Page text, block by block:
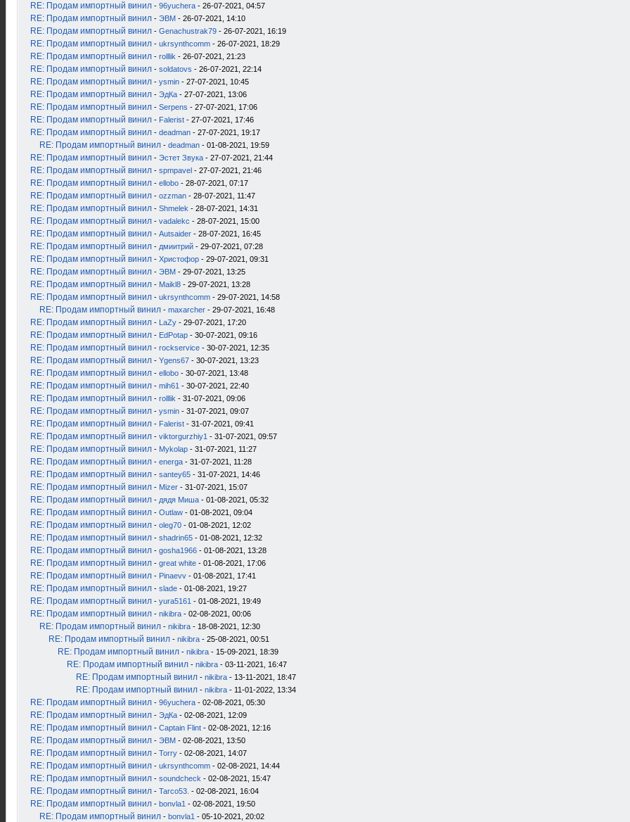
RE: Продам импортный винил - 96yuchera - 26-07-2021, 04:57
RE: Продам импортный винил - ЭВМ - 26-07-2021, 14:10
RE: Продам импортный винил - Genachustrak79 - 26-07-2021, 16:19
RE: Продам импортный винил - ukrsynthcomm - 26-07-2021, 18:29
RE: Продам импортный винил - rolllik - 26-07-2021, 21:23
RE: Продам импортный винил - soldatovs - 26-07-2021, 22:14
RE: Продам импортный винил - ysmin - 27-07-2021, 10:45
RE: Продам импортный винил - ЭдКа - 27-07-2021, 13:06
RE: Продам импортный винил - Serpens - 27-07-2021, 17:06
RE: Продам импортный винил - Falerist - 27-07-2021, 17:46
RE: Продам импортный винил - deadman - 27-07-2021, 19:17
RE: Продам импортный винил - deadman - 01-08-2021, 19:59
RE: Продам импортный винил - Эстет Звука - 27-07-2021, 21:44
RE: Продам импортный винил - spmpavel - 27-07-2021, 21:46
RE: Продам импортный винил - ellobo - 28-07-2021, 07:17
RE: Продам импортный винил - ozzman - 28-07-2021, 11:47
RE: Продам импортный винил - Shmelek - 28-07-2021, 14:31
RE: Продам импортный винил - vadalekc - 28-07-2021, 15:00
RE: Продам импортный винил - Autsaider - 28-07-2021, 16:45
RE: Продам импортный винил - дмиитрий - 29-07-2021, 07:28
RE: Продам импортный винил - Христофор - 29-07-2021, 09:31
RE: Продам импортный винил - ЭВМ - 29-07-2021, 13:25
RE: Продам импортный винил - Maikl8 - 29-07-2021, 13:28
RE: Продам импортный винил - ukrsynthcomm - 29-07-2021, 14:58
RE: Продам импортный винил - maxarcher - 29-07-2021, 16:48
RE: Продам импортный винил - LaZy - 29-07-2021, 17:20
RE: Продам импортный винил - EdPotap - 30-07-2021, 09:16
RE: Продам импортный винил - rockservice - 30-07-2021, 12:35
RE: Продам импортный винил - Ygens67 - 30-07-2021, 13:23
RE: Продам импортный винил - ellobo - 30-07-2021, 13:48
RE: Продам импортный винил - mih61 - 30-07-2021, 22:40
RE: Продам импортный винил - rolllik - 31-07-2021, 09:06
RE: Продам импортный винил - ysmin - 31-07-2021, 09:07
RE: Продам импортный винил - Falerist - 31-07-2021, 09:41
RE: Продам импортный винил - viktorgurzhiy1 - 31-07-2021, 09:57
RE: Продам импортный винил - Mykolap - 31-07-2021, 11:27
RE: Продам импортный винил - energa - 31-07-2021, 11:28
RE: Продам импортный винил - santey65 - 31-07-2021, 14:46
RE: Продам импортный винил - Mizer - 31-07-2021, 15:07
RE: Продам импортный винил - дядя Миша - 01-08-2021, 05:32
RE: Продам импортный винил - Outlaw - 01-08-2021, 09:04
RE: Продам импортный винил - oleg70 - 01-08-2021, 12:02
RE: Продам импортный винил - shadrin65 - 01-08-2021, 12:32
RE: Продам импортный винил - gosha1966 - 01-08-2021, 13:28
RE: Продам импортный винил - great white - 01-08-2021, 17:06
RE: Продам импортный винил - Pinaevv - 01-08-2021, 17:41
RE: Продам импортный винил - slade - 01-08-2021, 19:27
RE: Продам импортный винил - yura5161 - 01-08-2021, 19:49
RE: Продам импортный винил - nikibra - 02-08-2021, 00:06
RE: Продам импортный винил - nikibra - 18-08-2021, 12:30
RE: Продам импортный винил - nikibra - 25-08-2021, 00:51
RE: Продам импортный винил - nikibra - 15-09-2021, 18:39
RE: Продам импортный винил - nikibra - 03-11-2021, 16:47
RE: Продам импортный винил - nikibra - 13-11-2021, 18:47
RE: Продам импортный винил - nikibra - 11-01-2022, 13:34
RE: Продам импортный винил - 96yuchera - 02-08-2021, 05:30
RE: Продам импортный винил - ЭдКа - 02-08-2021, 12:09
RE: Продам импортный винил - Captain Flint - 02-08-2021, 12:16
RE: Продам импортный винил - ЭВМ - 02-08-2021, 13:50
RE: Продам импортный винил - Torry - 02-08-2021, 14:07
RE: Продам импортный винил - ukrsynthcomm - 02-08-2021, 14:44
RE: Продам импортный винил - soundcheck - 02-08-2021, 15:47
RE: Продам импортный винил - Tarco53. - 02-08-2021, 16:04
RE: Продам импортный винил - bonvla1 - 02-08-2021, 19:50
RE: Продам импортный винил - bonvla1 - 05-10-2021, 20:02